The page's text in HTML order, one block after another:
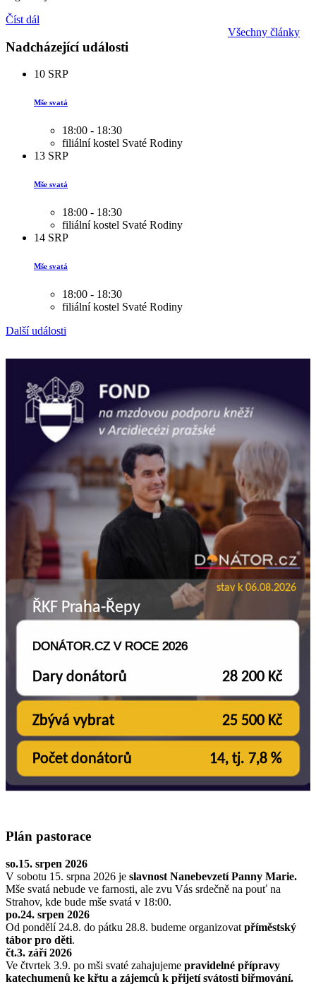
Číst dál
Všechny články
Nadcházející události
10 SRP
Mše svatá
18:00 - 18:30
filiální kostel Svaté Rodiny
13 SRP
Mše svatá
18:00 - 18:30
filiální kostel Svaté Rodiny
14 SRP
Mše svatá
18:00 - 18:30
filiální kostel Svaté Rodiny
Další události
Plán pastorace
so.15. srpen 2026
V sobotu 15. srpna 2026 je slavnost Nanebevzetí Panny Marie.
Mše svatá nebude ve farnosti, ale zvu Vás srdečně na pouť na
Strahov, kde bude mše svatá v 18:00.
po.24. srpen 2026
Od pondělí 24.8. do pátku 28.8. budeme organizovat příměstský
tábor pro děti.
čt.3. září 2026
Ve čtvrtek 3.9. po mši svaté zahajujeme pravidelné přípravy
katechumenů ke křtu a zájemců k přijetí svátosti biřmování.